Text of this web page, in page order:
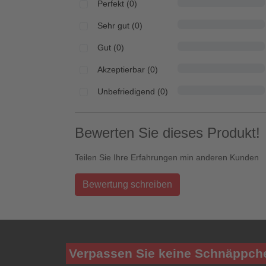
Perfekt (0)
Sehr gut (0)
Gut (0)
Akzeptierbar (0)
Unbefriedigend (0)
Bewerten Sie dieses Produkt!
Teilen Sie Ihre Erfahrungen min anderen Kunden
Bewertung schreiben
Verpassen Sie keine